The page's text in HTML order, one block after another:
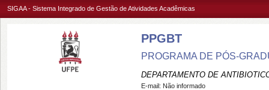
SIGAA - Sistema Integrado de Gestão de Atividades Acadêmicas
PPGBT
PROGRAMA DE PÓS-
DEPARTAMENTO DE
E-mail: Não informado